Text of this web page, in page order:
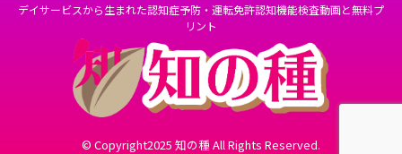
デイサービスから生まれた認知症予防・運転免許認知機能検査動画と無料プ
リント
© Copyright2025 知の種 All Rights Reserved.